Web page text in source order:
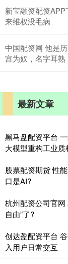
新宝融资配资APP
来维权没毛病
中国配资网 他是
宫为奴，名字耳熟
最新文章
黑马盘配资平台
大模型重构工业
股票配资期货 性
口是AI?
杭州配资公司官
自由”了?
创达盈配资平台
入用户日常交互